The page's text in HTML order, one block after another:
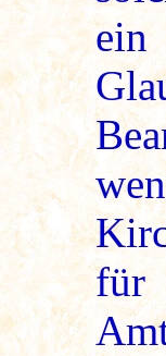
für